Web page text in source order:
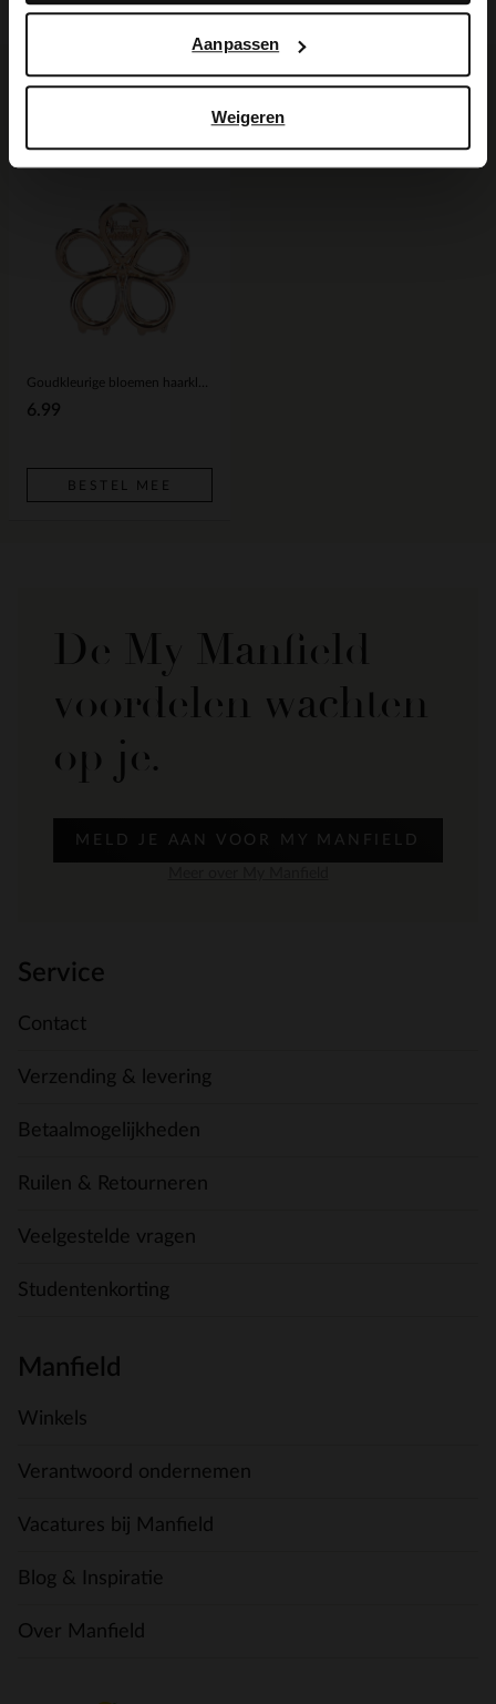
Aanpassen
Weigeren
Voor jou erbij gezocht
6.99
BESTEL MEE
De My Manfield
voordelen wachten
op je.
MELD JE AAN VOOR MY MANFIELD
Service
Contact
Verzending & levering
Betaalmogelijkheden
Ruilen & Retourneren
Veelgestelde vragen
Studentenkorting
Manfield
Winkels
Verantwoord ondernemen
Vacatures bij Manfield
Blog & Inspiratie
Over Manfield